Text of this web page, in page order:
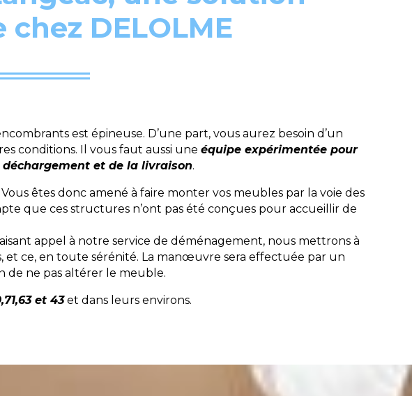
DELOLME
est épineuse. D’une part, vous aurez besoin d’un
conditions. Il vous faut aussi une équipe expérimentée pour
et de la livraison.
êtes donc amené à faire monter vos meubles par la voie des
que ces structures n’ont pas été conçues pour accueillir de
appel à notre service de déménagement, nous mettrons à
ce, en toute sérénité. La manœuvre sera effectuée par un
de ne pas altérer le meuble.
et 43et dans leurs environs.